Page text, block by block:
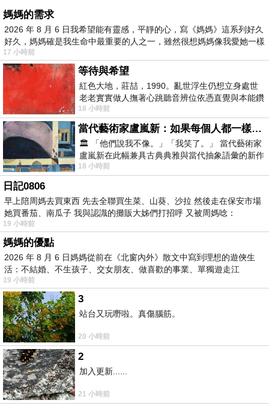
媽媽的需求
2026 年 8 月 6 日我希望能有靈感，平靜的心，寫《媽媽》這系列好久
好久，媽媽確是我生命中最重要的人之一，雖然很想媽媽像我愛她一樣
17 小時前
等待與希望
紅色大地，莊喆，1990。亂世浮生仍想立身處世
老老實實做人撫著心跳聽音辨位依憑直覺與本能鑽
向裂隙的亮處探索另一個心聲另一個共鳴的
18 小時前
當代藝術家盧嵐新：如果每個人都一樣，這世界該有多無聊？
🏛️ 「他們說我不像。」「我笑了。」 當代藝術家
盧嵐新在此幅兼具古典典雅與當代抽象語彙的新作
中，以沈靜的藍色空間為背景，描繪了
18 小時前
日記0806
早上陪周媽去買東西 先去全聯買生菜、山葵、沙拉 然後走在保安市場
她買番茄、南瓜子 我與認識的攤販大姊們打招呼 又被周媽唸：
19 小時前
媽媽的優點
2026 年 8 月 6 日媽媽從前在《北窗內外》散文中寫到理想的遊俠生
活：不結婚、不生孩子、交女朋友、做喜歡的事業、單獨遊走江
湖⋯⋯，
19 小時前
3
站台又玩嘢啦。真傷腦筋。
20 小時前
2
加入更新......
21 小時前